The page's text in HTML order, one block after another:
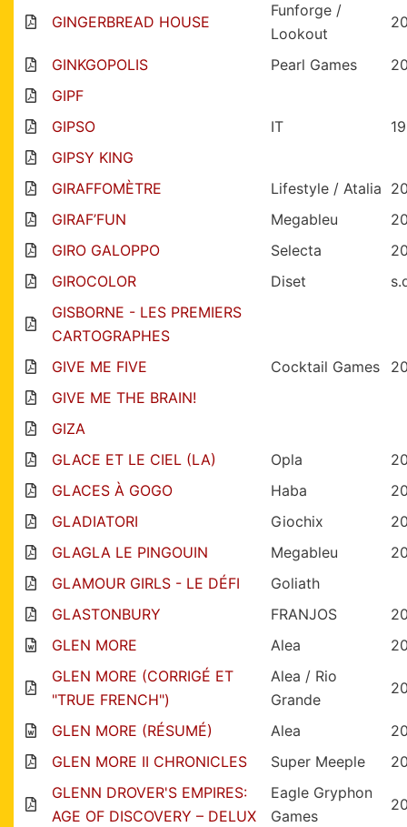
GINGERBREAD HOUSE
Funforge /
Lookout
GINKGOPOLIS Pearl Games
GIPF
GIPSO
IT
GIPSY KING
GIRAFFOMÈTRE
Lifestyle / Atalia
GIRAF’FUN
Megableu
GIRO GALOPPO
Selecta
GIROCOLOR
Diset
GISBORNE - LES PREMIERS
CARTOGRAPHES
GIVE ME FIVE
Cocktail Games
GIVE ME THE BRAIN!
GIZA
GLACE ET LE CIEL (LA)
Opla
GLACES À GOGO
Haba
GLADIATORI
Giochix
GLAGLA LE PINGOUIN
Megableu
GLAMOUR GIRLS - LE DÉFI
Goliath
GLASTONBURY
FRANJOS
GLEN MORE
Alea
GLEN MORE (CORRIGÉ ET
"TRUE FRENCH")
Alea / Rio
Grande
GLEN MORE (RÉSUMÉ) Alea
GLEN MORE II CHRONICLES
Super Meeple
GLENN DROVER'S EMPIRES:
AGE OF DISCOVERY – DELUX
Eagle Gryphon
Games